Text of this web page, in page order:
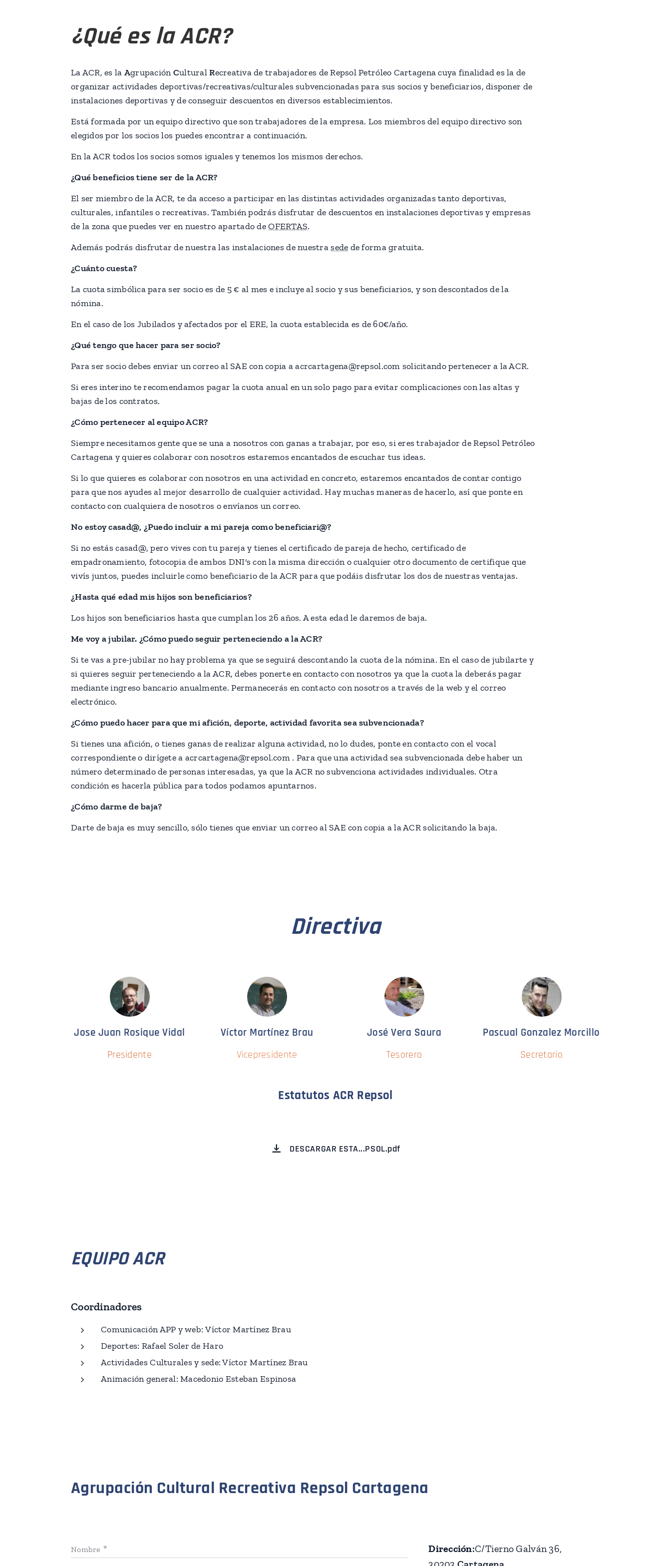
¿Qué es la ACR?
La ACR, es la AgrupaciónCulturalRecreativa de trabajadores de Repsol Petróleo Cartagena cuya finalidad es la de
organizar actividades deportivas/recreativas/culturales subvencionadas para sus socios y beneficiarios, disponer de
instalaciones deportivas y de conseguir descuentos en diversos establecimientos.
Está formada por un equipo directivo que son trabajadores de la empresa. Los miembros del equipo directivo son
elegidos por los socios los puedes encontrar a continuación.
En la ACR todos los socios somos iguales y tenemos los mismos derechos.
¿Qué beneficios tiene ser de la ACR?
El ser miembro de la ACR, te da acceso a participar en las distintas actividades organizadas tanto deportivas,
culturales, infantiles o recreativas. También podrás disfrutar de descuentos en instalaciones deportivas y empresas
de la zona que puedes ver en nuestro apartado deOFERTAS.
Además podrás disfrutar de nuestra las instalaciones de nuestrasede de forma gratuita.
¿Cuánto cuesta?
La cuota simbólica para ser socio es de 5 € al mes e incluye al socio y sus beneficiarios, y son descontados de la
nómina.
En el caso de los Jubilados y afectados por el ERE, la cuota establecida es de 60€/año.
¿Qué tengo que hacer para ser socio?
Para ser socio debes enviar un correo al SAE con copia a acrcartagena@repsol.com solicitando pertenecer a la ACR.
Si eres interino te recomendamos pagar la cuota anual en un solo pago para evitar complicaciones con las altas y
bajas de los contratos.
¿Cómo pertenecer al equipo ACR?
Siempre necesitamos gente que se una a nosotros con ganas a trabajar, por eso, si eres trabajador de Repsol Petróleo
Cartagena y quieres colaborar con nosotros estaremos encantados de escuchar tus ideas.
Si lo que quieres es colaborar con nosotros en una actividad en concreto, estaremos encantados de contar contigo
para que nos ayudes al mejor desarrollo de cualquier actividad. Hay muchas maneras de hacerlo, así que ponte en
contacto con cualquiera de nosotros o envíanos un correo.
No estoy casad@, ¿Puedo incluir a mi pareja como beneficiari@?
Si no estás casad@, pero vives con tu pareja y tienes el certificado de pareja de hecho, certificado de
empadronamiento, fotocopia de ambos DNI's con la misma dirección o cualquier otro documento de certifique que
vivís juntos, puedes incluirle como beneficiario de la ACR para que podáis disfrutar los dos de nuestras ventajas.
¿Hasta qué edad mis hijos son beneficiarios?
Los hijos son beneficiarios hasta que cumplan los 26 años. A esta edad le daremos de baja.
Me voy a jubilar. ¿Cómo puedo seguir perteneciendo a la ACR?
Si te vas a pre-jubilar no hay problema ya que se seguirá descontando la cuota de la nómina. En el caso de jubilarte y
si quieres seguir perteneciendo a la ACR, debes ponerte en contacto con nosotros ya que la cuota la deberás pagar
mediante ingreso bancario anualmente. Permanecerás en contacto con nosotros a través de la web y el correo
electrónico.
¿Cómo puedo hacer para que mi afición, deporte, actividad favorita sea subvencionada?
Si tienes una afición, o tienes ganas de realizar alguna actividad, no lo dudes, ponte en contacto con el vocal
correspondiente o dirígete a acrcartagena@repsol.com . Para que una actividad sea subvencionada debe haber un
número determinado de personas interesadas, ya que la ACR no subvenciona actividades individuales. Otra
condición es hacerla pública para todos podamos apuntarnos.
¿Cómo darme de baja?
Darte de baja es muy sencillo, sólo tienes que enviar un correo al SAE con copia a la ACR solicitando la baja.
Directiva
Jose Juan Rosique Vidal
Presidente
Víctor Martínez Brau
Vicepresidente
José Vera Saura
Tesorero
Pascual Gonzalez Morcillo
Secretario
Estatutos ACR Repsol
DESCARGAR ESTA...PSOL.pdf
EQUIPO ACR
Coordinadores
Comunicación APP y web: Víctor Martínez Brau
Deportes: Rafael Soler de Haro
Actividades Culturales y sede: Víctor Martínez Brau
Animación general: Macedonio Esteban Espinosa
Agrupación Cultural Recreativa Repsol Cartagena
Nombre Dirección:C/Tierno Galván 36,